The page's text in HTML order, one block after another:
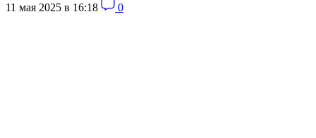
11 мая 2025 в 16:18 0